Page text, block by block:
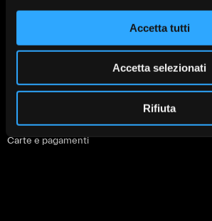
Accetta tutti
Accetta selezionati
Rifiuta
Protezione
Soluzioni green
Carte e pagamenti
Investimenti
Protezione
Finanziamenti
Servizi digitali